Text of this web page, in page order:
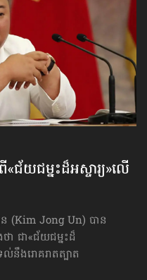
ជ័យ​ជម្នះ​ដ៏អស្ចារ្យ»​លើ​
(Kim Jong Un) បាន
ា ជា«ជ័យ​ជម្នះ​ដ៏
ល់​នឹងរោគរាតត្បាត